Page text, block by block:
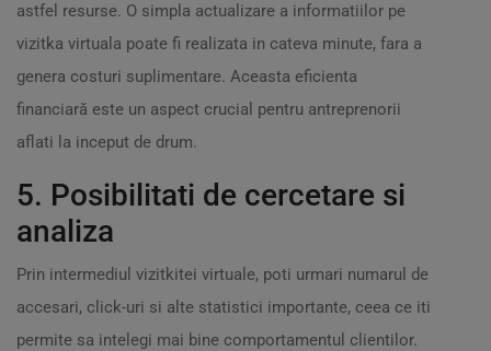
astfel resurse. O simpla actualizare a informatiilor pe
vizitka virtuala poate fi realizata in cateva minute, fara a
genera costuri suplimentare. Aceasta eficienta
financiară este un aspect crucial pentru antreprenorii
aflati la inceput de drum.
5. Posibilitati de cercetare si
analiza
Prin intermediul vizitkitei virtuale, poti urmari numarul de
accesari, click-uri si alte statistici importante, ceea ce iti
permite sa intelegi mai bine comportamentul clientilor.